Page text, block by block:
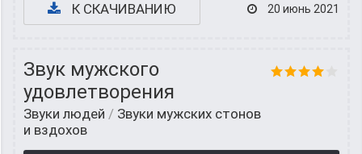
К СКАЧИВАНИЮ 20 июнь 2021
Звук мужского
удовлетворения
Звуки людей / Звуки мужских стонов
и вздохов